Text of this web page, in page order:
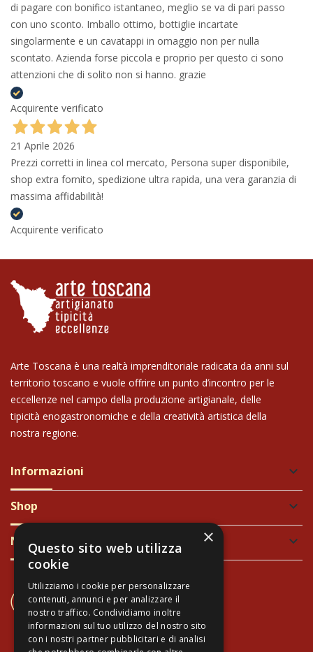
di pagare con bonifico istantaneo, meglio se va di pari passo
con uno sconto. Imballo ottimo, bottiglie incartate
singolarmente e un cavatappi in omaggio non per nulla
scontato. Azienda forse piccola e proprio per questo ci sono
attenzioni che di solito non si hanno. grazie
Acquirente verificato
21 Aprile 2026
Prezzi corretti in linea col mercato, Persona super disponibile,
shop extra fornito, spedizione ultra rapida, una vera garanzia di
massima affidabilità!
Acquirente verificato
Arte Toscana è una realtà imprenditoriale radicata da anni sul
territorio toscano e vuole offrire un punto d’incontro per le
eccellenze nel campo della produzione artigianale, delle
tipicità enogastronomiche e della creatività artistica della
nostra regione.
Informazioni keyboard_arrow_down
Shop keyboard_arrow_down
Newsletter keyboard_arrow_down
CONTATTACI
+39 337 689965
×
Questo sito web utilizza
cookie
Utilizziamo i cookie per personalizzare
contenuti, annunci e per analizzare il
nostro traffico. Condividiamo inoltre
informazioni sul tuo utilizzo del nostro sito
con i nostri partner pubblicitari e di analisi